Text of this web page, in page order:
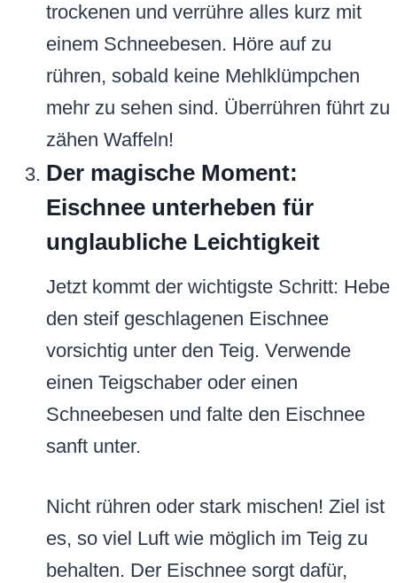
trockenen und verrühre alles kurz mit
einem Schneebesen. Höre auf zu
rühren, sobald keine Mehlklümpchen
mehr zu sehen sind. Überrühren führt zu
zähen Waffeln!
Der magische Moment:
Eischnee unterheben für
unglaubliche Leichtigkeit
Jetzt kommt der wichtigste Schritt: Hebe
den steif geschlagenen Eischnee
vorsichtig unter den Teig. Verwende
einen Teigschaber oder einen
Schneebesen und falte den Eischnee
sanft unter.
Nicht rühren oder stark mischen! Ziel ist
es, so viel Luft wie möglich im Teig zu
behalten. Der Eischnee sorgt dafür,